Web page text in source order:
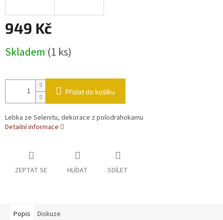
949 Kč
Skladem (1 ks)
Přidat do košíku
Lebka ze Selenitu, dekorace z polodrahokamu
Detailní informace
ZEPTAT SE HLÍDAT SDÍLET
Popis Diskuze